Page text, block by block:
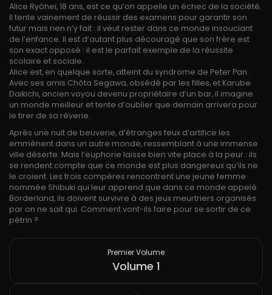
Alice Ryôhei, 18 ans, est ce qu’on appelle un échec de la société.
Il tente vainement de réussir des examens pour garantir son
futur mais rien n’y fait : il veut rester dans ce monde insouciant
de l’enfance. Il est d’autant plus découragé que son frère est
son exact opposé : il est le parfait exemple de la réussite
scolaire et sociale.
Alice est, en quelque sorte, atteint du syndrome de Peter Pan.
Avec ses amis Chôta Segawa, obsédé par les filles, et Karube
Daikichi, ancien voyou devenu propriétaire d’un bar, il imagine
un monde meilleur et tente d’oublier que demain arrivera pour
le tirer de sa rêverie.
Après une nuit de beuverie, d’étranges feux d’artifice les
emmènent dans un autre monde, ressemblant à une immense
ville déserte. Mais l’euphorie laisse bien vite place à la peur : ils
se rendent compte que ce monde est plus dangereux qu’ils ne
le croient. Les trois compères rencontrent une jeune femme
nommée Shibuki qui leur apprend que dans ce monde appelé
Borderland, ils doivent survivre à des jeux meurtriers organisés
par on ne sait qui. Comment vont-ils faire pour se sortir de ce
pétrin ?
Premier Volume
Volume 1